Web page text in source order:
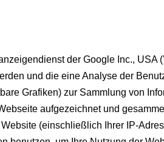
der Google Inc.,
und die eine Analyse der
Grafiken) zur Sammlung von
aufgezeichnet und
(einschließlich Ihrer IP-